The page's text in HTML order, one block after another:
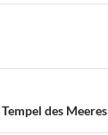
des Meeres